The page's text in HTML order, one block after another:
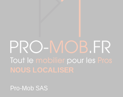
NOUS LOCALISER
Pro-Mob SAS